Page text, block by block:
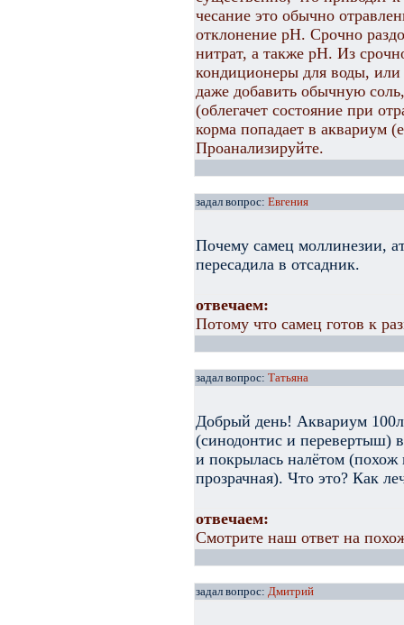
чесание это обычно
отклонение рН. Срочно
нитрат, а также рН. Из
кондиционеры для воды,
даже добавить обычную
(облегачет состояние при
корма попадает в аквариум
Проанализируйте.
задал вопрос: Евгения
Почему самец моллинезии,
пересадила в отсадник.
отвечаем:
Потому что самец готов к
задал вопрос: Татьяна
Добрый день! Аквариум
(синодонтис и перевертыш)
и покрылась налётом (похож
прозрачная). Что это? Как
отвечаем:
Смотрите наш ответ на
задал вопрос: Дмитрий